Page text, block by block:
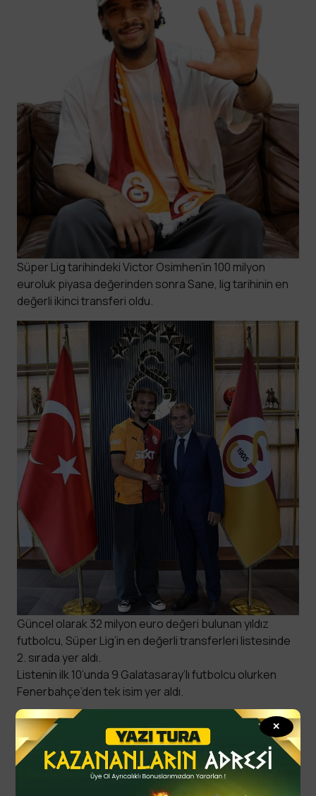
✕
Süper Lig tarihindeki Victor Osimhen’in 100 milyon
euroluk piyasa değerinden sonra Sane, lig tarihinin en
değerli ikinci transferi oldu.
Güncel olarak 32 milyon euro değeri bulunan yıldız
futbolcu, Süper Lig’in en değerli transferleri listesinde
2. sırada yer aldı.
Listenin ilk 10’unda 9 Galatasaray’lı futbolcu olurken
Fenerbahçe’den tek isim yer aldı.